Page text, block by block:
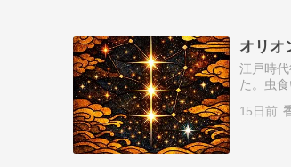
オリオ
江戸時
た。虫
わり、
15日前